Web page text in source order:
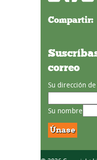
Compartir:
correo
Su dirección
Su nombre